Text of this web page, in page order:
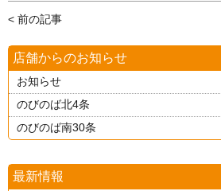
< 前の記事
店舗からのお知らせ
お知らせ
のびのば北4条
のびのば南30条
最新情報